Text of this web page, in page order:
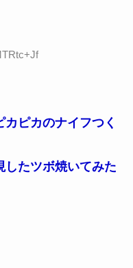
ピカのナイフつく
したツボ焼いてみた